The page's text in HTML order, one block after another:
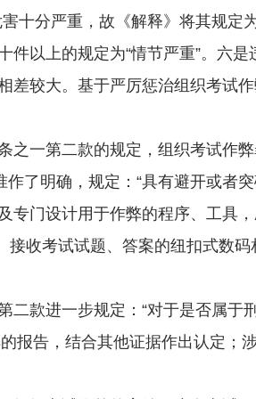
十分严重，故《解释》将其规定
以上的规定为“情节严重”。六
较大。基于严厉惩治组织考试
第二款的规定，组织考试作弊
了明确，规定：“具有避开或者
门设计用于作弊的程序、工具
接收考试试题、答案的纽扣式数
进一步规定：“对于是否属于
报告，结合其他证据作出认定；